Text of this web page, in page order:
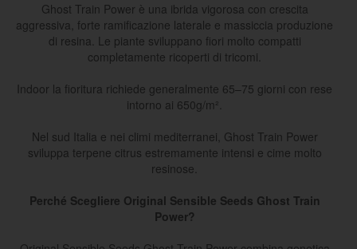
Ghost Train Power è una ibrida vigorosa con crescita
aggressiva, forte ramificazione laterale e massiccia produzione
di resina. Le piante sviluppano fiori molto compatti
completamente ricoperti di tricomi.
Indoor la fioritura richiede generalmente 65–75 giorni con rese
intorno ai 650g/m².
Nel sud Italia e nei climi mediterranei, Ghost Train Power
sviluppa terpene citrus estremamente intensi e cime molto
resinose.
Perché Scegliere Original Sensible Seeds Ghost Train
Power?